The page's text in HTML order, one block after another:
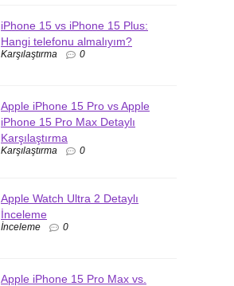
iPhone 15 vs iPhone 15 Plus:
Hangi telefonu almalıyım?
Karşılaştırma 0
Apple iPhone 15 Pro vs Apple
iPhone 15 Pro Max Detaylı
Karşılaştırma
Karşılaştırma 0
Apple Watch Ultra 2 Detaylı
İnceleme
İnceleme 0
Apple iPhone 15 Pro Max vs.